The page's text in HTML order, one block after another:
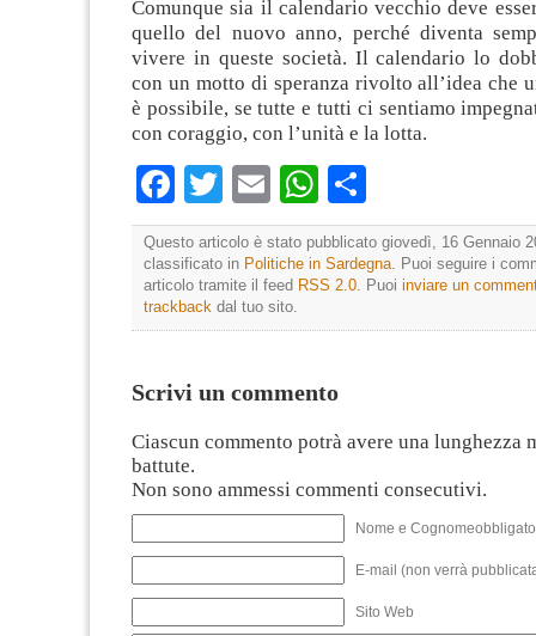
Comunque sia il calendario vecchio deve
quello del nuovo anno, perché diventa
vivere in queste società. Il calendario lo
con un motto di speranza rivolto all’idea che
è possibile, se tutte e tutti ci sentiamo
con coraggio, con l’unità e la lotta.
Facebook
TwitterEmailWhatsApp
Questo articolo è stato pubblicato giovedì, 16 Gennaio
classificato in Politiche in Sardegna. Puoi seguire i
articolo tramite il feed RSS 2.0. Puoi inviare un
trackback dal tuo sito.
Scrivi un commento
Ciascun commento potrà avere una lunghezza
battute.
Non sono ammessi commenti consecutivi.
Nome e
E-mail (non verrà
Sito Web